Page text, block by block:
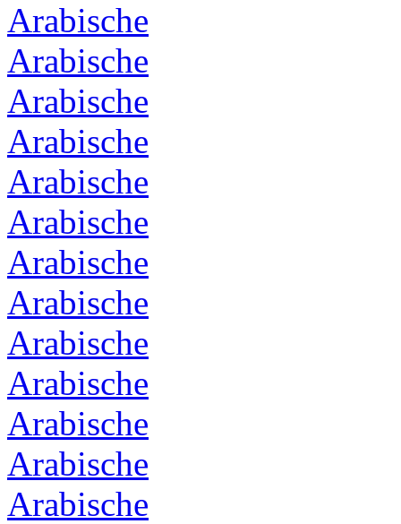
Arabische
Arabische
Arabische
Arabische
Arabische
Arabische
Arabische
Arabische
Arabische
Arabische
Arabische
Arabische
Arabische